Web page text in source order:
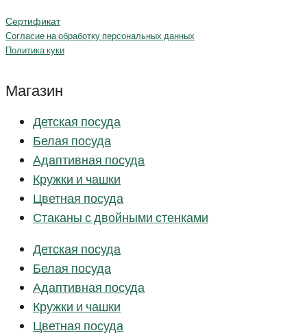
Сертификат
Согласие на обработку персональных данных
Политика куки
Магазин
Детская посуда
Белая посуда
Адаптивная посуда
Кружки и чашки
Цветная посуда
Стаканы с двойными стенками
Детская посуда
Белая посуда
Адаптивная посуда
Кружки и чашки
Цветная посуда